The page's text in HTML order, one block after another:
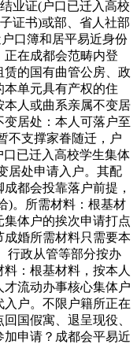
业证(户口已迁入高校
证书)或部、省人社部
口簿和居平易近身份
在成都会范畴内登
的国有曲管公房、政
单元具有产权的住
本人或曲系亲属不变居
居处：本人可落户至
不支撑家眷随迁，户
已迁入高校学生集体
居处申请入户。其配
都会投靠落户前提，
)。所需材料：根基材
体户的挨次申请打点
成婚所需材料只需要本
行政从管等部分按办
：根基材料，按本人
流动办事核心集体户
户。不限户籍所正在
国假寓、退呈现役、
申请？成都会平易近